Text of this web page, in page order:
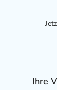
Ihre